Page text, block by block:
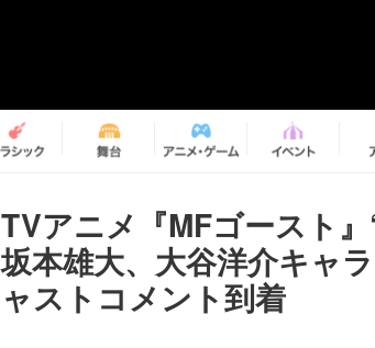
TVアニメ『MFゴースト』
坂本雄大、大谷洋介キャ
ャストコメント到着